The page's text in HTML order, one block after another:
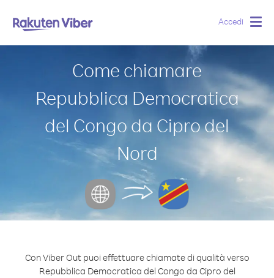
Accedi
Come chiamare
Repubblica Democratica
del Congo da Cipro del
Nord
Con Viber Out puoi effettuare chiamate di qualità verso
Repubblica Democratica del Congo da Cipro del